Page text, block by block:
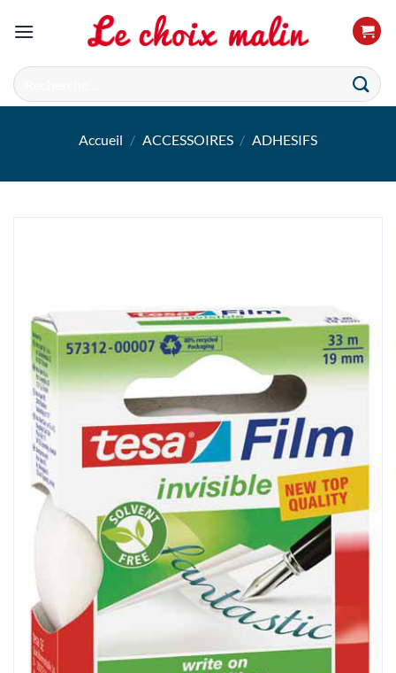
Recherche
pour :
Accueil / ACCESSOIRES / ADHESIFS